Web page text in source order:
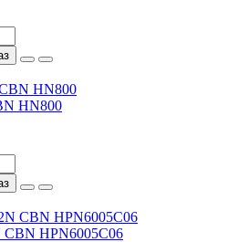
HN800
CBN HPN6005C06